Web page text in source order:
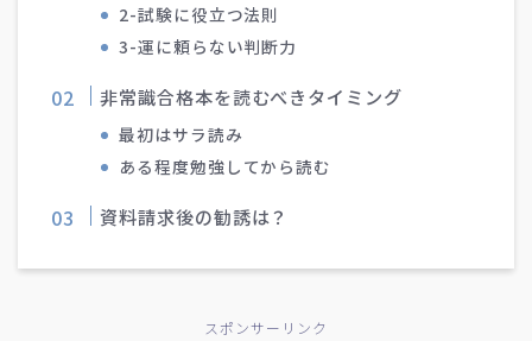
2-試験に役立つ法則
3-運に頼らない判断力
非常識合格本を読むべきタイミング
最初はサラ読み
ある程度勉強してから読む
資料請求後の勧誘は？
スポンサーリンク